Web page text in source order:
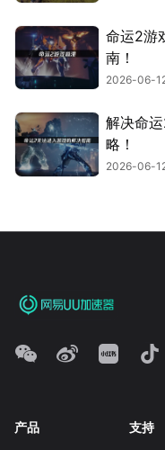
命运2游
南！
2026-06-
解决命
略！
2026-06-
产品 支持